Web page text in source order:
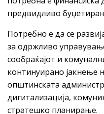
предвидливо
Потребно е да се
за одржливо
сообраќајот и
континуирано јакнење
општинската
дигитализација,
стратешко планирање.